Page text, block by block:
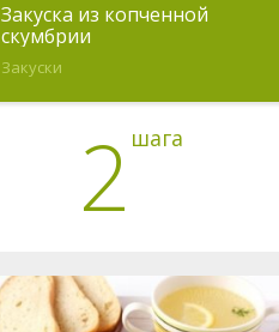
Закуска из копченной
скумбрии
Закуски
2 шага